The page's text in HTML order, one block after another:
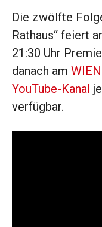
Die zwölfte
Rathaus“ feiert
21:30 Uhr
danach am
YouTube-Kanal
verfügbar.